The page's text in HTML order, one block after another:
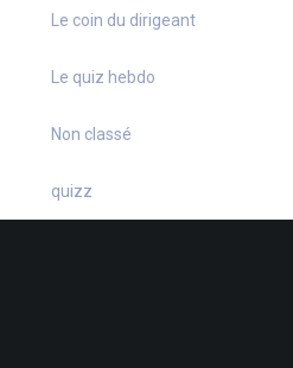
Le coin du dirigeant
Le quiz hebdo
Non classé
quizz